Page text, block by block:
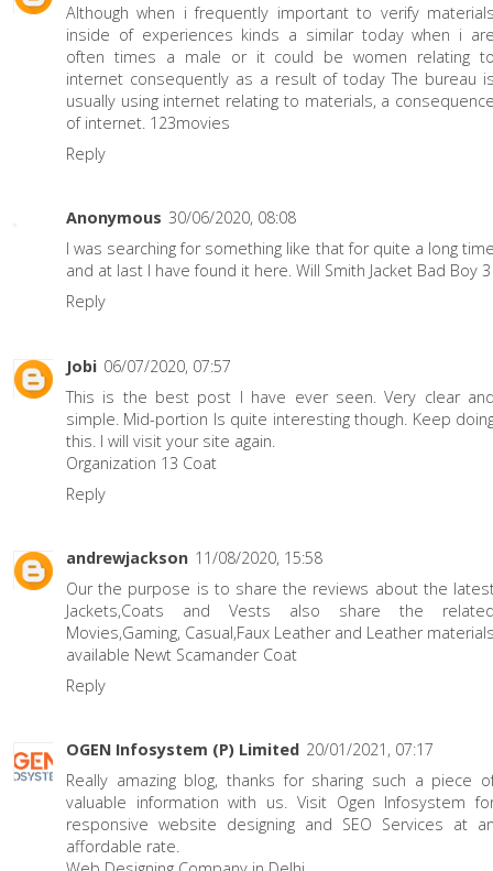
Although when i frequently important to verify
inside of experiences kinds a similar today when i
often times a male or it could be women relating
internet consequently as a result of today The bureau
usually using internet relating to materials, a
of internet. 123movies
Reply
Anonymous 30/06/2020, 08:08
I was searching for something like that for quite a long
and at last I have found it here. Will Smith Jacket Bad Boy 3
Reply
Jobi 06/07/2020, 07:57
This is the best post I have ever seen. Very clear
simple. Mid-portion Is quite interesting though. Keep
this. I will visit your site again.
Organization 13 Coat
Reply
andrewjackson 11/08/2020, 15:58
Our the purpose is to share the reviews about the
Jackets,Coats and Vests also share the
Movies,Gaming, Casual,Faux Leather and Leather
available Newt Scamander Coat
Reply
OGEN Infosystem (P) Limited 20/01/2021, 07:17
Really amazing blog, thanks for sharing such a piece
valuable information with us. Visit Ogen Infosystem
responsive website designing and SEO Services at
affordable rate.